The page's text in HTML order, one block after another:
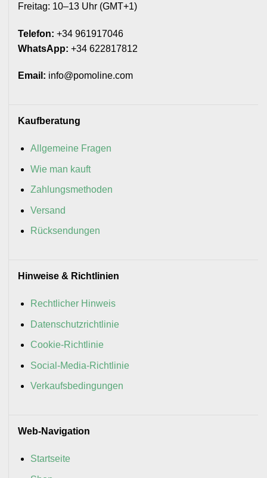
Freitag: 10–13 Uhr (GMT+1)
Telefon: +34 961917046
WhatsApp: +34 622817812
Email: info@pomoline.com
Kaufberatung
Allgemeine Fragen
Wie man kauft
Zahlungsmethoden
Versand
Rücksendungen
Hinweise & Richtlinien
Rechtlicher Hinweis
Datenschutzrichtlinie
Cookie-Richtlinie
Social-Media-Richtlinie
Verkaufsbedingungen
Web-Navigation
Startseite